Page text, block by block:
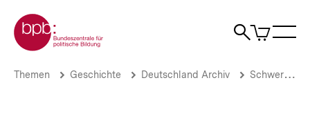
zum
Seiteninhalt
springen
Zur Startseite der bpb
Suche
Artikel
im
Schorfheide,
Brotkrümelnavigation
Pfadnavigation
Themen Geschichte Deutschland Archiv Schwerpunkte